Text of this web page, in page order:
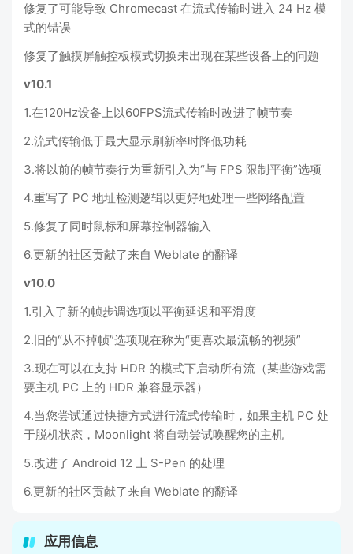
修复了可能导致 Chromecast 在流式传输时进入 24 Hz 模
式的错误
修复了触摸屏触控板模式切换未出现在某些设备上的问题
v10.1
1.在120Hz设备上以60FPS流式传输时改进了帧节奏
2.流式传输低于最大显示刷新率时降低功耗
3.将以前的帧节奏行为重新引入为“与 FPS 限制平衡”选项
4.重写了 PC 地址检测逻辑以更好地处理一些网络配置
5.修复了同时鼠标和屏幕控制器输入
6.更新的社区贡献了来自 Weblate 的翻译
v10.0
1.引入了新的帧步调选项以平衡延迟和平滑度
2.旧的“从不掉帧”选项现在称为“更喜欢最流畅的视频”
3.现在可以在支持 HDR 的模式下启动所有流（某些游戏需
要主机 PC 上的 HDR 兼容显示器）
4.当您尝试通过快捷方式进行流式传输时，如果主机 PC 处
于脱机状态，Moonlight 将自动尝试唤醒您的主机
5.改进了 Android 12 上 S-Pen 的处理
6.更新的社区贡献了来自 Weblate 的翻译
应用信息